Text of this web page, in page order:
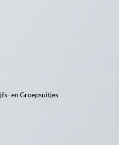
en Groepsuitjes